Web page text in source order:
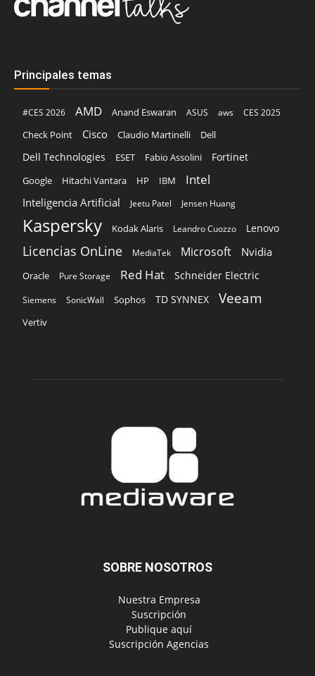
Principales temas
#CES 2026 AMD Anand Eswaran ASUS aws
CES 2025
Check Point
Cisco Claudio Martinelli Dell
Dell Technologies ESET Fabio Assolini Fortinet
Google Hitachi Vantara HP IBM Intel
Inteligencia Artificial Jeetu Patel Jensen Huang
Kaspersky Kodak Alaris Leandro Cuozzo Lenovo
Licencias OnLine MediaTek Microsoft Nvidia
Oracle Pure Storage Red Hat Schneider Electric
Siemens SonicWall Sophos TD SYNNEX Veeam
Vertiv
SOBRE NOSOTROS
‎ Nuestra Empresa
‎ Suscripción
‎ Publique aquí
‎ Suscripción Agencias